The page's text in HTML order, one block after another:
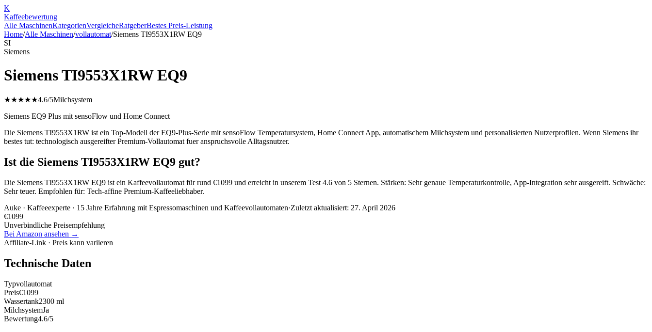
K
Kaffeebewertung
Alle MaschinenKategorienVergleicheRatgeberBestes Preis-Leistung
Home/Alle Maschinen/vollautomat/Siemens TI9553X1RW EQ9
SI
Siemens
Siemens TI9553X1RW EQ9
★★★★★4.6/5Milchsystem
Siemens EQ9 Plus mit sensoFlow und Home Connect
Die Siemens TI9553X1RW ist ein Top-Modell der EQ9-Plus-Serie mit sensoFlow Temperatursystem, Home Connect App, automatischem Milchsystem und personalisierten Nutzerprofilen. Wenn Siemens ihr
bestes tut: technologisch ausgereifter Premium-Vollautomat fuer anspruchsvolle Alltagsnutzer.
Ist die Siemens TI9553X1RW EQ9 gut?
Die Siemens TI9553X1RW EQ9 ist ein Kaffeevollautomat für rund €1099 und erreicht in unserem Test 4.6 von 5 Sternen. Stärken: Sehr genaue Temperaturkontrolle, App-Integration sehr ausgereift. Schwäche:
Sehr teuer. Empfohlen für: Tech-affine Premium-Kaffeeliebhaber.
Auke · Kaffeeexperte · 15 Jahre Erfahrung mit Espressomaschinen und Kaffeevollautomaten·Zuletzt aktualisiert: 27. April 2026
€1099
Unverbindliche Preisempfehlung
Bei Amazon ansehen →
Affiliate-Link · Preis kann variieren
Technische Daten
Typvollautomat
Preis€1099
Wassertank2300 ml
MilchsystemJa
Bewertung4.6/5